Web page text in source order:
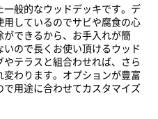
般的なウッドデッキです。デ
しているのでサビや腐食の心
できるから、お手入れが簡
ので長くお使い頂けるウッド
テラスと組合わせれば、さら
わります。オプションが豊富
用途に合わせてカスタマイズ